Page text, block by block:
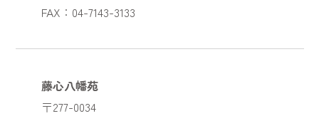
FAX：04-7143-3133
藤心八幡苑
〒277-0034